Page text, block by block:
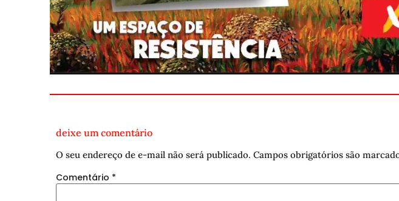
deixe um comentário
O seu endereço de e-mail não será publicado. Campos obrigatórios são
Comentário *